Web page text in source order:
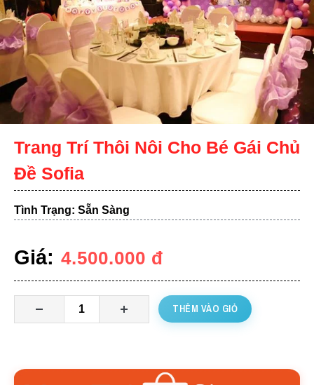
Trang Trí Thôi Nôi Cho Bé Gái Chủ
Đề Sofia
Tình Trạng: Sẵn Sàng
Giá: 4.500.000 đ
THÊM VÀO GIỎ